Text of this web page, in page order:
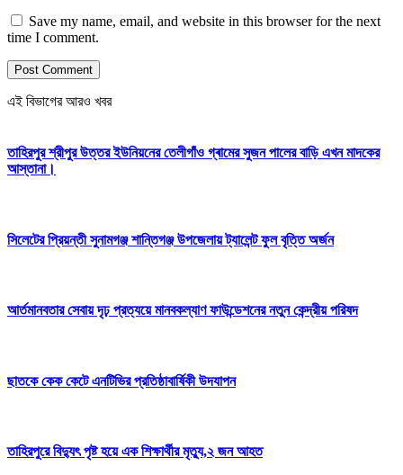
Save my name, email, and website in this browser for the next
time I comment.
এই বিভাগের আরও খবর
তাহিরপুর শ্রীপুর উত্তর ইউনিয়নের তেলীগাঁও গ্ৰামের সুজন পালের বাড়ি এখন মাদকের
আস্তানা।
সিলেটের প্রিয়ন্তী সুনামগঞ্জ শান্তিগঞ্জ উপজেলায় ট্যালেন্ট ফুল বৃত্তি অর্জন
আর্তমানবতার সেবায় দৃঢ় প্রত্যয়ে মানবকল্যাণ ফাউন্ডেশনের নতুন কেন্দ্রীয় পরিষদ
ছাতকে কেক কেটে এনটিভির প্রতিষ্ঠাবার্ষিকী উদযাপন
তাহিরপুরে বিদ্যুৎ পৃষ্ট হয়ে এক শিক্ষার্থীর মৃত্যু,২ জন আহত